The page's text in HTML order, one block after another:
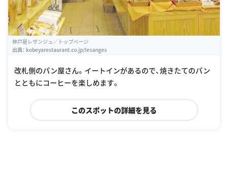
神戸屋レザンジュ／トップページ
出典： kobeyarestaurant.co.jp/lesanges
改札側のパン屋さん。イートインがあるので、焼きたてのパン
とともにコーヒーを楽しめます。
このスポットの詳細を見る